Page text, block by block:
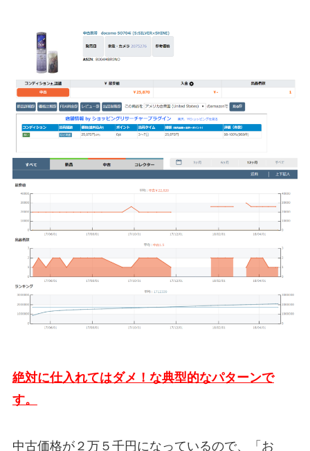
絶対に仕入れてはダメ！な典型的なパターンで
す。
中古価格が２万５千円になっているので、「お